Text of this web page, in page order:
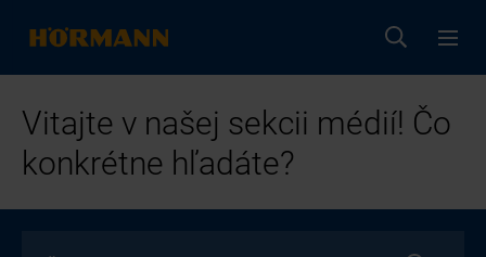
Vitajte v našej sekcii médií! Čo
konkrétne hľadáte?